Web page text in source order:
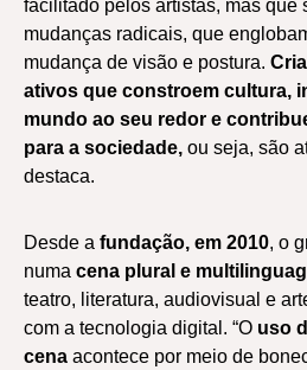
facilitado pelos artistas, mas que
mudanças radicais, que
mudança de visão e postura.
ativos que constroem cultura,
mundo ao seu redor e
para a sociedade, ou seja, são
destaca.
Desde a fundação, em 2010, o
numa cena plural e
teatro, literatura, audiovisual e
com a tecnologia digital. “O uso
cena acontece por meio de